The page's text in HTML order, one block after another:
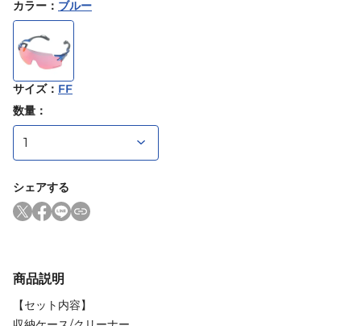
カラー ： ブルー
サイズ： FF
数量：
シェアする
商品説明
【セット内容】